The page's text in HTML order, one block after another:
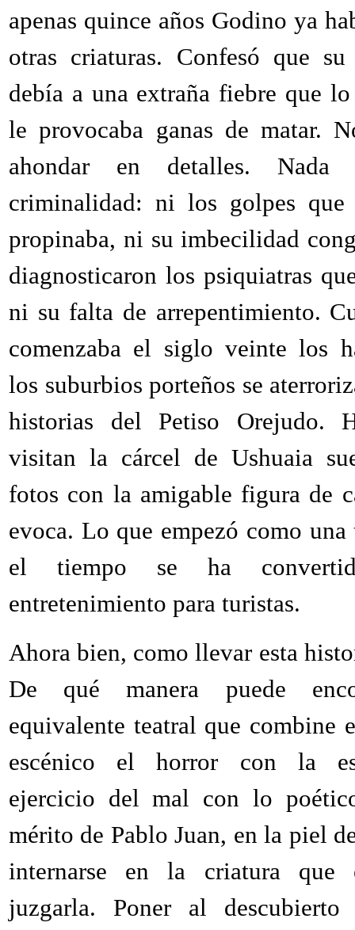
apenas quince años Godino ya
otras criaturas. Confesó que
debía a una extraña fiebre que
le provocaba ganas de matar.
ahondar en detalles. Nada
criminalidad: ni los golpes
propinaba, ni su imbecilidad
diagnosticaron los psiquiatras
ni su falta de arrepentimiento.
comenzaba el siglo veinte los
los suburbios porteños se
historias del Petiso Orejudo.
visitan la cárcel de Ushuaia
fotos con la amigable figura de
evoca. Lo que empezó como una
el tiempo se ha
entretenimiento para turistas.
Ahora bien, como llevar esta
De qué manera puede
equivalente teatral que combine
escénico el horror con la
ejercicio del mal con lo
mérito de Pablo Juan, en la piel
internarse en la criatura que
juzgarla. Poner al